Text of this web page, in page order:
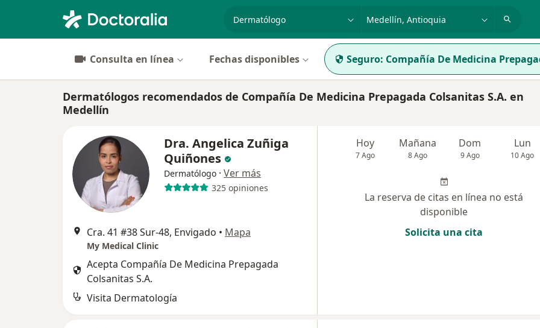
especialidad, enfermedad o nombrep. ej. Bogotá
Consulta en línea Fechas disponibles Seguro: Compañía De Medicina
Dermatólogos recomendados de Compañía De Medicina Prepagada Colsanitas S.A. en
Medellín
Dra. Angelica Zuñiga
Quiñones
Dermatólogo · Ver más
325 opiniones
Cra. 41 #38 Sur-48, Envigado • Mapa
My Medical Clinic
Acepta Compañía De Medicina Prepagada
Colsanitas S.A.
Visita Dermatología
Hoy
7 Ago
Mañana
8 Ago
Dom
9 Ago
Lun
10 Ago
La reserva de citas en línea no está
disponible
Solicita una cita